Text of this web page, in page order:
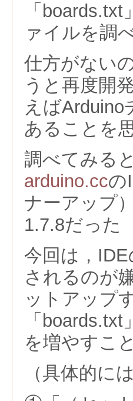
「
ァイルを調
仕方がない
うと再度開
えば
あることを
調べてみる
arduino.ccの
ナーアップ
1.7.8だった
今回は，
されるのが
ットアップ
「
を増やすこ
（具体的には